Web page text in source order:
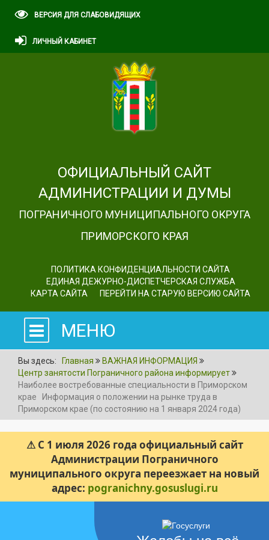
ВЕРСИЯ ДЛЯ СЛАБОВИДЯЩИХ
ЛИЧНЫЙ КАБИНЕТ
ОФИЦИАЛЬНЫЙ САЙТ
АДМИНИСТРАЦИИ И ДУМЫ
ПОГРАНИЧНОГО МУНИЦИПАЛЬНОГО ОКРУГА
ПРИМОРСКОГО КРАЯ
ПОЛИТИКА КОНФИДЕНЦИАЛЬНОСТИ САЙТА
ЕДИНАЯ ДЕЖУРНО-ДИСПЕТЧЕРСКАЯ СЛУЖБА
КАРТА САЙТА
ПЕРЕЙТИ НА СТАРУЮ ВЕРСИЮ САЙТА
МЕНЮ
Вы здесь: Главная
ВАЖНАЯ ИНФОРМАЦИЯ
Центр занятости Пограничного района информирует
Наиболее востребованные специальности в Приморском
крае Информация о положении на рынке труда в
Приморском крае (по состоянию на 1 января 2024 года)
⚠ С 1 июля 2026 года официальный сайт
Администрации Пограничного
муниципального округа переезжает на новый
адрес: pogranichny.gosuslugi.ru